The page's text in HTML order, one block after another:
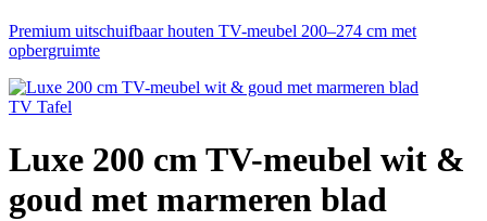
Premium uitschuifbaar houten TV-meubel 200–274 cm met
opbergruimte
TV Tafel
Luxe 200 cm TV-meubel wit &
goud met marmeren blad